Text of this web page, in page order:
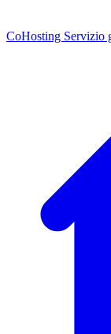
CoHosting Servizio